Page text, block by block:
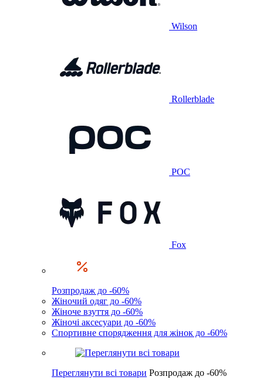
Wilson
Rollerblade
POC
Fox
Розпродаж до -60%
Жіночий одяг до -60%
Жіноче взуття до -60%
Жіночі аксесуари до -60%
Спортивне спорядження для жінок до -60%
Переглянути всі товари Розпродаж до -60%